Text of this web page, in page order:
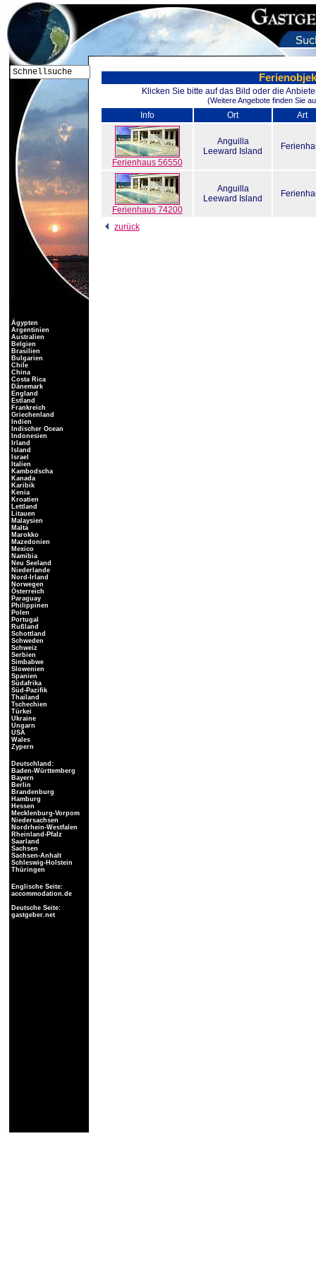
Klicken Sie bitte auf das Bild oder die
(Weitere Angebote finden Sie
Info Ort Art
Ferienhaus 56550
Anguilla
Leeward Island
Ferienhaus 74200
Anguilla
Leeward Island
zurück
Ägypten
Argentinien
Australien
Belgien
Brasilien
Bulgarien
Chile
China
Costa Rica
Dänemark
England
Estland
Frankreich
Griechenland
Indien
Indischer Ocean
Indonesien
Irland
Island
Israel
Italien
Kambodscha
Kanada
Karibik
Kenia
Kroatien
Lettland
Litauen
Malaysien
Malta
Marokko
Mazedonien
Mexico
Namibia
Neu Seeland
Niederlande
Nord-Irland
Norwegen
Österreich
Paraguay
Philippinen
Polen
Portugal
Rußland
Schottland
Schweden
Schweiz
Serbien
Simbabwe
Slowenien
Spanien
Südafrika
Süd-Pazifik
Thailand
Tschechien
Türkei
Ukraine
Ungarn
USA
Wales
Zypern
Deutschland:
Baden-Württemberg
Bayern
Berlin
Brandenburg
Hamburg
Hessen
Mecklenburg-Vorpom
Niedersachsen
Nordrhein-Westfalen
Rheinland-Pfalz
Saarland
Sachsen
Sachsen-Anhalt
Schleswig-Holstein
Thüringen
Englische Seite:
accommodation.de
Deutsche Seite:
gastgeber.net